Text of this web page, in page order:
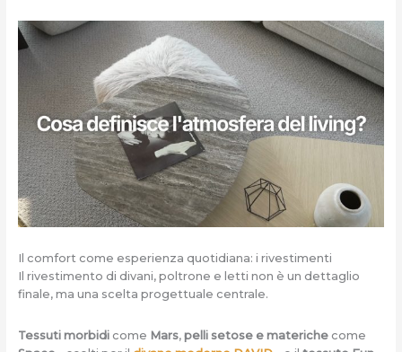
Il comfort come esperienza quotidiana: i rivestimenti
Il rivestimento di divani, poltrone e letti non è un dettaglio
finale, ma una scelta progettuale centrale.
Tessuti morbidicome Mars, pelli setose e materiche come